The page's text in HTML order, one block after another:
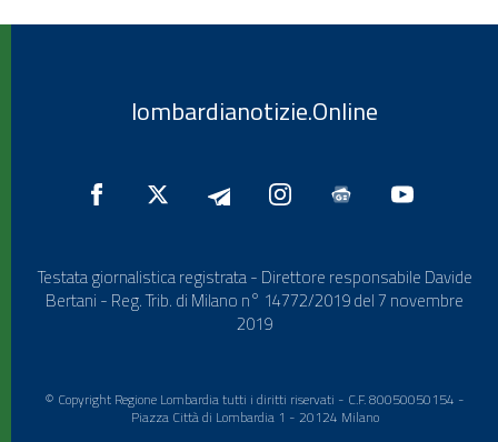
lombardianotizie.Online
Testata giornalistica registrata - Direttore responsabile Davide
Bertani - Reg. Trib. di Milano n° 14772/2019 del 7 novembre
2019
© Copyright Regione Lombardia tutti i diritti riservati - C.F. 80050050154 -
Piazza Città di Lombardia 1 - 20124 Milano